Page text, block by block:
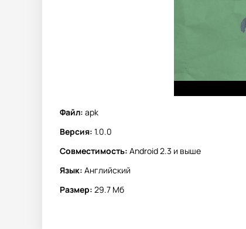
Файл: apk
Версия: 1.0.0
Совместимость: Android 2.3 и выше
Язык: Английский
Размер: 29.7 Мб